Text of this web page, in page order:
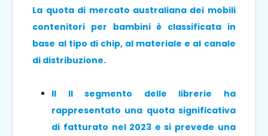
La quota di mercato australiana dei mobili
contenitori per bambini è classificata in
base al tipo di chip, al materiale e al canale
di distribuzione.
Il Il segmento delle librerie ha
rappresentato una quota significativa
di fatturato nel 2023 e si prevede una